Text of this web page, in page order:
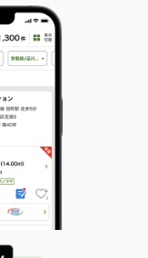
２
町